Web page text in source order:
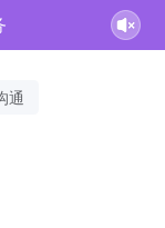
通